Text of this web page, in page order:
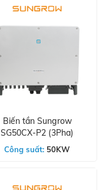
Biến tần Sungrow
SG50CX-P2 (3Pha)
Công suất: 50KW